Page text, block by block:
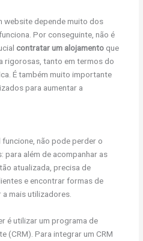
website depende muito dos
Por conseguinte, não é
contratar um alojamento que
rigorosas, tanto em termos do
É também muito importante
para aumentar a
não pode perder o
para além de acompanhar as
atualizada, precisa de
e encontrar formas de
mais utilizadores.
é utilizar um programa de
(CRM). Para integrar um CRM